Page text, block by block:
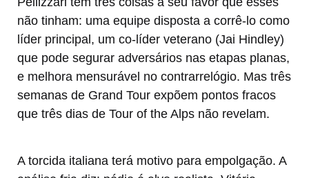
não tinham: uma equipe disposta a corrê-lo como
líder principal, um co-líder veterano (Jai Hindley)
que pode segurar adversários nas etapas planas,
e melhora mensurável no contrarrelógio. Mas três
semanas de Grand Tour expõem pontos fracos
que três dias de Tour of the Alps não revelam.
A torcida italiana terá motivo para empolgação. A